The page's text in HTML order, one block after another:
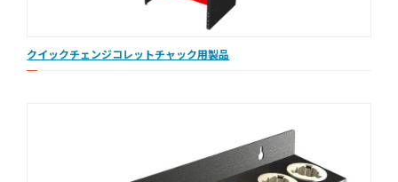
クイックチェンジコレットチャック用製品